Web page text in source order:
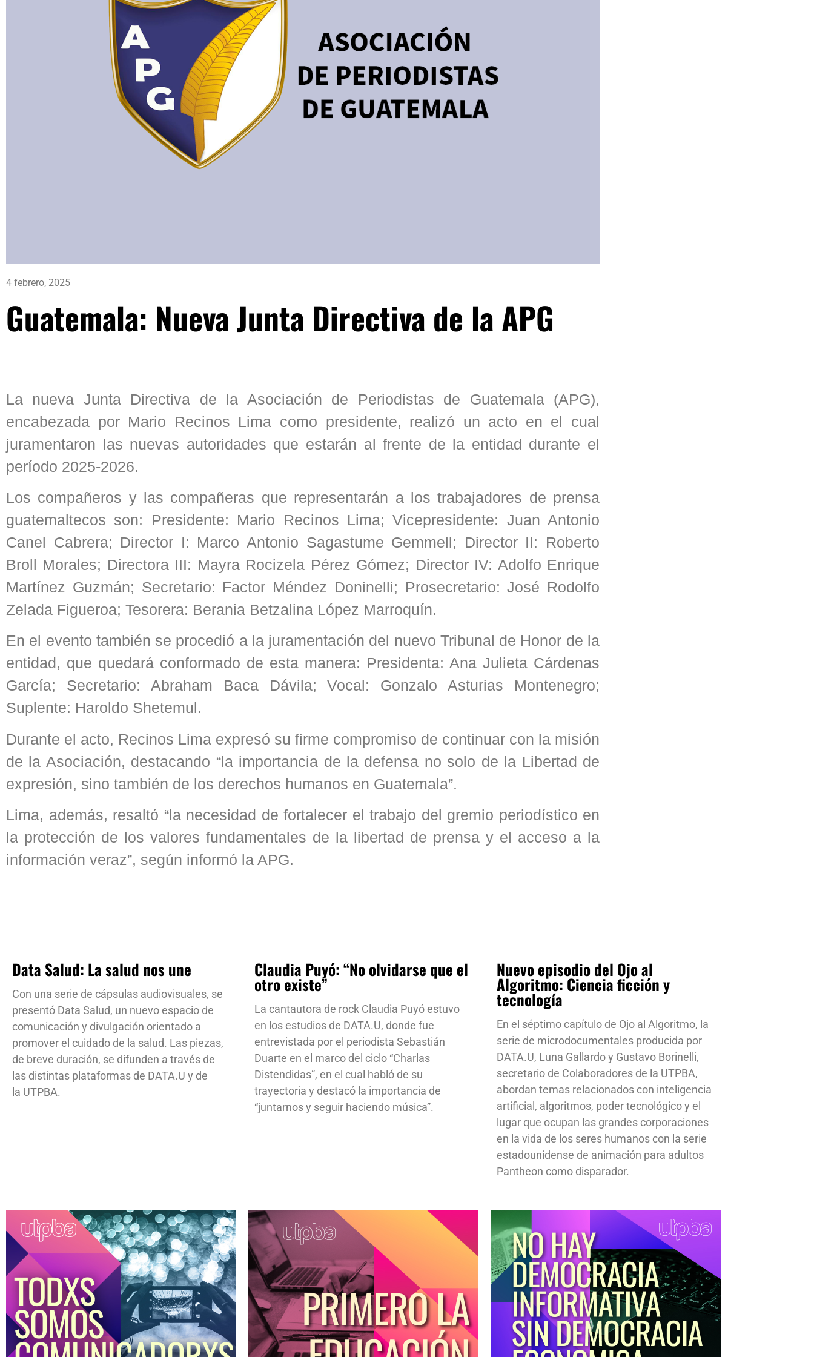
4 febrero, 2025
Guatemala: Nueva Junta Directiva de la APG
La nueva Junta Directiva de la Asociación de Periodistas de Guatemala (APG),
encabezada por Mario Recinos Lima como presidente, realizó un acto en el cual
juramentaron las nuevas autoridades que estarán al frente de la entidad durante el
período 2025-2026.
Los compañeros y las compañeras que representarán a los trabajadores de prensa
guatemaltecos son: Presidente: Mario Recinos Lima; Vicepresidente: Juan Antonio
Canel Cabrera; Director I: Marco Antonio Sagastume Gemmell; Director II: Roberto
Broll Morales; Directora III: Mayra Rocizela Pérez Gómez; Director IV: Adolfo Enrique
Martínez Guzmán; Secretario: Factor Méndez Doninelli; Prosecretario: José Rodolfo
Zelada Figueroa; Tesorera: Berania Betzalina López Marroquín.
En el evento también se procedió a la juramentación del nuevo Tribunal de Honor de la
entidad, que quedará conformado de esta manera: Presidenta: Ana Julieta Cárdenas
García; Secretario: Abraham Baca Dávila; Vocal: Gonzalo Asturias Montenegro;
Suplente: Haroldo Shetemul.
Durante el acto, Recinos Lima expresó su firme compromiso de continuar con la misión
de la Asociación, destacando “la importancia de la defensa no solo de la Libertad de
expresión, sino también de los derechos humanos en Guatemala”.
Lima, además, resaltó “la necesidad de fortalecer el trabajo del gremio periodístico en
la protección de los valores fundamentales de la libertad de prensa y el acceso a la
información veraz”, según informó la APG.
Data Salud: La salud nos une
Con una serie de cápsulas audiovisuales, se
presentó Data Salud, un nuevo espacio de
comunicación y divulgación orientado a
promover el cuidado de la salud. Las piezas,
de breve duración, se difunden a través de
las distintas plataformas de DATA.U y de
la UTPBA.
Claudia Puyó: “No olvidarse que el
otro existe”
La cantautora de rock Claudia Puyó estuvo
en los estudios de DATA.U, donde fue
entrevistada por el periodista Sebastián
Duarte en el marco del ciclo “Charlas
Distendidas”, en el cual habló de su
trayectoria y destacó la importancia de
“juntarnos y seguir haciendo música”.
Nuevo episodio del Ojo al
Algoritmo: Ciencia ficción y
tecnología
En el séptimo capítulo de Ojo al Algoritmo, la
serie de microdocumentales producida por
DATA.U, Luna Gallardo y Gustavo Borinelli,
secretario de Colaboradores de la UTPBA,
abordan temas relacionados con inteligencia
artificial, algoritmos, poder tecnológico y el
lugar que ocupan las grandes corporaciones
en la vida de los seres humanos con la serie
estadounidense de animación para adultos
Pantheon como disparador.